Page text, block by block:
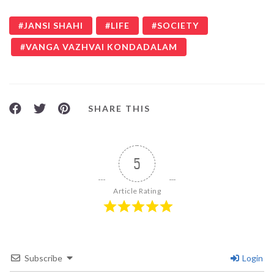
JANSI SHAHI LIFE SOCIETY
VANGA VAZHVAI KONDADALAM
SHARE THIS
5
Article Rating
Subscribe Login